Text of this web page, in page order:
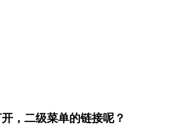
，二级菜单的链接呢？